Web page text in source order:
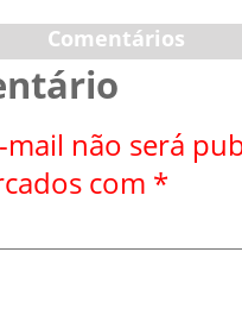
Comentários
não será
com *